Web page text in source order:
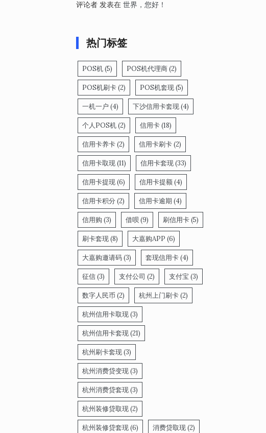
评论者 发表在 世界，您好！
热门标签
POS机(5) POS机代理商(2)
POS机刷卡(2) POS机套现(5)
一机一户 (4) 下沙信用卡套现(4)
个人POS机(2) 信用卡(18)
信用卡养卡(2) 信用卡刷卡(2)
信用卡取现(11) 信用卡套现(33)
信用卡提现(6) 信用卡提额(4)
信用卡积分 (2) 信用卡逾期 (4)
信用购 (3) 借呗 (9) 刷信用卡(5)
刷卡套现(8) 大嘉购APP (6)
大嘉购邀请码(3) 套现信用卡(4)
征信(3) 支付公司 (2) 支付宝 (3)
数字人民币 (2) 杭州上门刷卡(2)
杭州信用卡取现(3)
杭州信用卡套现(21)
杭州刷卡套现(3)
杭州消费贷变现(3)
杭州消费贷套现(3)
杭州装修贷取现(2)
杭州装修贷套现(6) 消费贷取现(2)